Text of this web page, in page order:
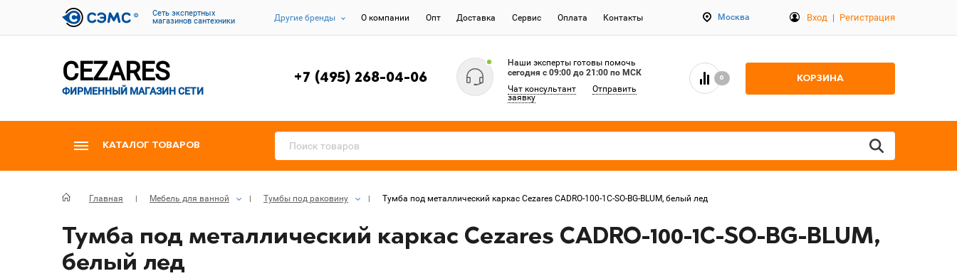
Cеть экспертных
магазинов сантехники
Другие бренды О компании Опт Доставка Сервис Оплата Контакты Москва Вход | Регистрация
CEZARES
ФИРМЕННЫЙ МАГАЗИН СЕТИ
+7 (495) 268-04-06
Наши эксперты готовы помочь
сегодня c 09:00 до 21:00 по МСК
Чат консультант
Отправить
заявку
0 КОРЗИНА
КАТАЛОГ ТОВАРОВ
Главная Мебель для ванной Тумбы под раковину Тумба под металлический каркас Cezares CADRO-100-1C-SO-BG-BLUM, белый лед
Тумба под металлический каркас Cezares CADRO-100-1C-SO-BG-BLUM,
белый лед